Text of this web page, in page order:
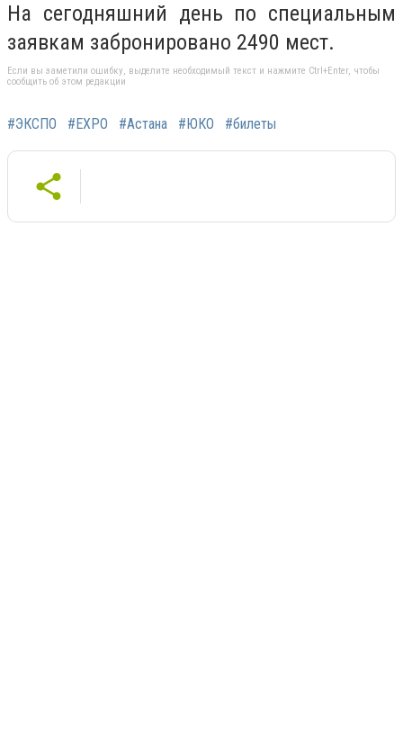
На сегодняшний день по специальным
заявкам забронировано 2490 мест.
Если вы заметили ошибку, выделите необходимый текст и нажмите Ctrl+Enter, чтобы
сообщить об этом редакции
#ЭКСПО #EXPO #Астана #ЮКО #билеты